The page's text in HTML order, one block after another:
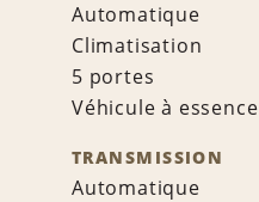
Automatique
Climatisation
5 portes
Véhicule à essence
TRANSMISSION
Automatique